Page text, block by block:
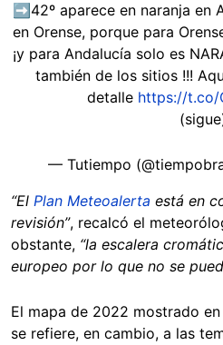
➡️42º aparece en naranja en
en Orense, porque para
¡y para Andalucía solo es
también de los sitios !!!
detalle https://t.co/
— Tutiempo
“El Plan Meteoalerta está en
revisión”, recalcó el
obstante, “la escalera
europeo por lo que no se
El mapa de 2022 mostrado
se refiere, en cambio, a las